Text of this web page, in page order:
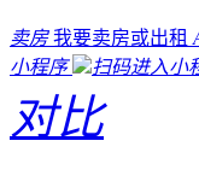
卖房 我要卖房或出租
小程序
扫码进入小
对比